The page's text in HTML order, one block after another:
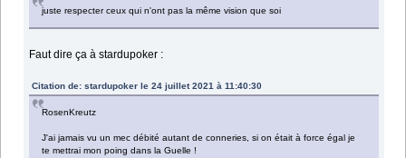
juste respecter ceux qui n'ont pas la même vision que soi
Faut dire ça à stardupoker :
Citation de: stardupoker le 24 juillet 2021 à 11:40:30
RosenKreutz
J'ai jamais vu un mec débité autant de conneries, si on était à force égal je
te mettrai mon poing dans la Guelle !